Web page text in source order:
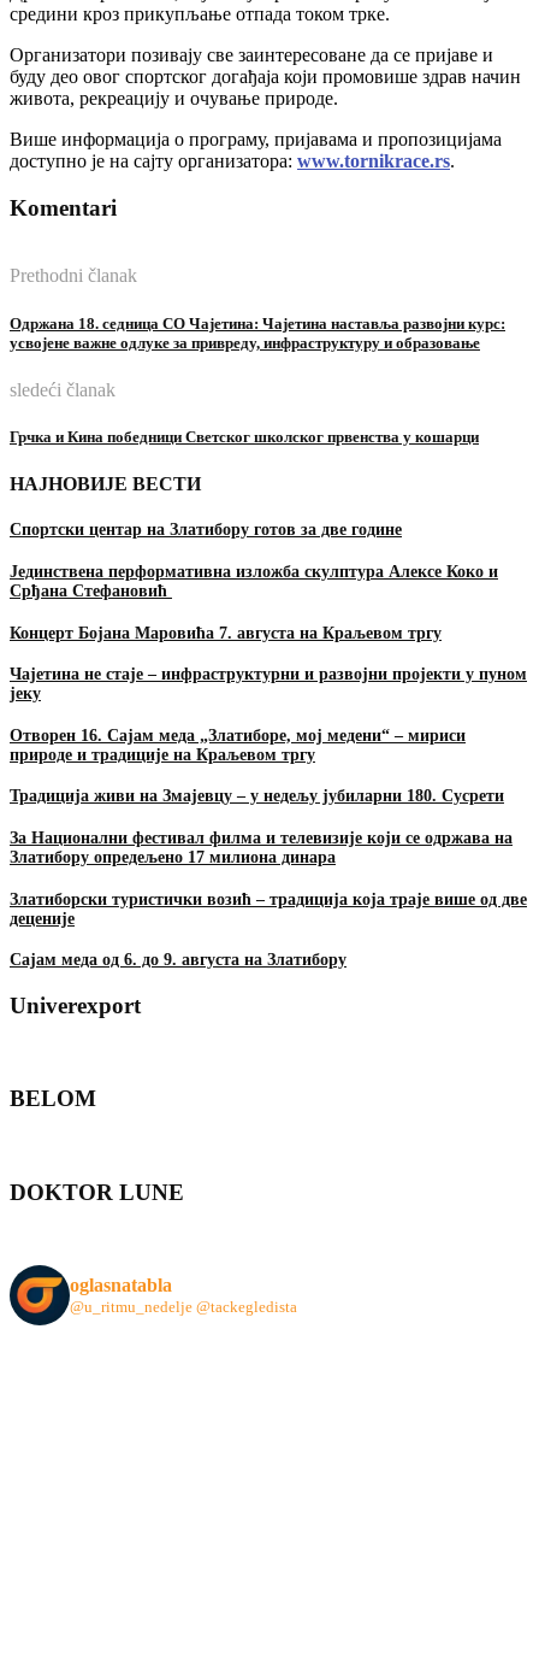
средини кроз прикупљање отпада током трке.
Организатори позивају све заинтересоване да се пријаве и
буду део овог спортског догађаја који промовише здрав начин
живота, рекреацију и очување природе.
Више информација о програму, пријавама и пропозицијама
доступно је на сајту организатора: www.tornikrace.rs.
Komentari
Prethodni članak
Одржана 18. седница СО Чајетина: Чајетина наставља развојни курс:
усвојене важне одлуке за привреду, инфраструктуру и образовање
sledeći članak
Грчка и Кина победници Светског школског првенства у кошарци
НАЈНОВИЈЕ ВЕСТИ
Спортски центар на Златибору готов за две године
Јединствена перформативна изложба скулптура Алексе Коко и
Срђана Стефановић
Концерт Бојана Маровића 7. августа на Краљевом тргу
Чајетина не стаје – инфраструктурни и развојни пројекти у пуном
јеку
Отворен 16. Сајам меда „Златиборе, мој медени“ – мириси
природе и традиције на Краљевом тргу
Традиција живи на Змајевцу – у недељу јубиларни 180. Сусрети
За Национални фестивал филма и телевизије који се одржава на
Златибору опредељено 17 милиона динара
Златиборски туристички возић – традиција која траје више од две
деценије
Сајам меда од 6. до 9. августа на Златибору
Univerexport
BELOM
DOKTOR LUNE
oglasnatabla
@u_ritmu_nedelje @tackegledista